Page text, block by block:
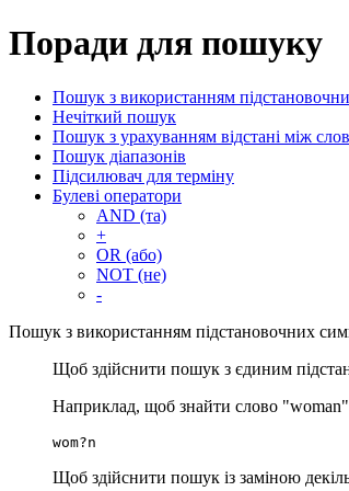
Поради для пошуку
Пошук з використанням
Нечіткий пошук
Пошук з урахуванням відстані між
Пошук діапазонів
Підсилювач для терміну
Булеві оператори
AND (та)
+
OR (або)
NOT (не)
-
Пошук з використанням підстановочних
Щоб здійснити пошук з єдиним
Наприклад, щоб знайти слово
wom?n
Щоб здійснити пошук із заміною